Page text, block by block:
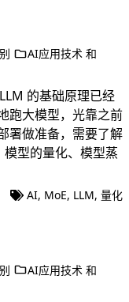
AI应用技术 和
的基础原理已经
跑大模型，光靠之前
署做准备，需要了解
型的量化、模型蒸
AI, MoE, LLM, 量化
AI应用技术 和